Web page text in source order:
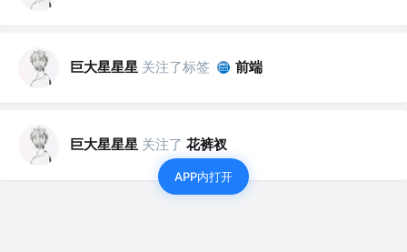
巨大星星星 关注了标签 前端
巨大星星星 关注了 花裤衩
APP内打开